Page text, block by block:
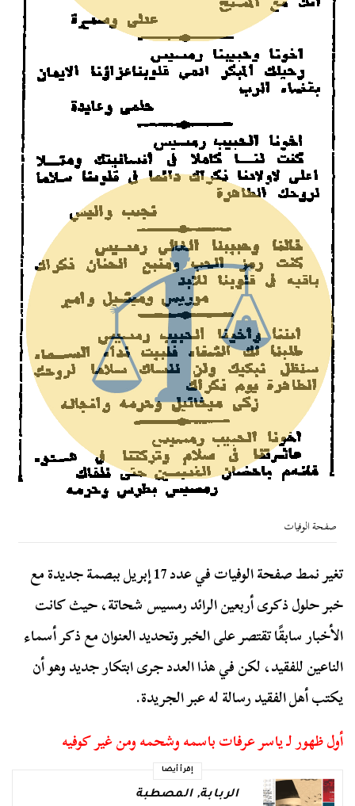
صفحة الوفيات
تغير نمط صفحة الوفيات في عدد 17 إبريل ببصمة جديدة مع
خبر حلول ذكرى أربعين الرائد رمسيس شحاتة، حيث كانت
الأخبار سابقًا تقتصر على الخبر وتحديد العنوان مع ذكر أسماء
الناعين للفقيد، لكن في هذا العدد جرى ابتكار جديد وهو أن
يكتب أهل الفقيد رسالة له عبر الجريدة.
أول ظهور لـ ياسر عرفات باسمه وشحمه ومن غير كوفيه
إقرأ أيضا
الربابة,المصطبة